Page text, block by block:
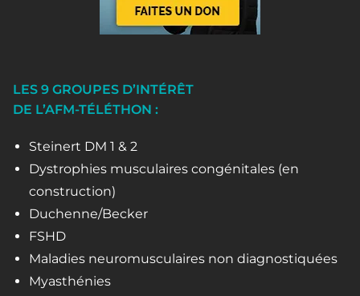
LES 9 GROUPES D’INTÉRÊT
DE L’AFM-TÉLÉTHON :
Steinert DM 1 & 2
Dystrophies musculaires congénitales (en
construction)
Duchenne/Becker
FSHD
Maladies neuromusculaires non diagnostiquées
Myasthénies